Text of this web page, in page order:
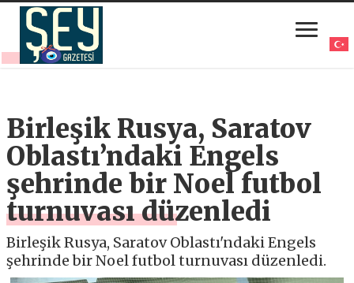
Birleşik Rusya, Saratov
Oblastı’ndaki Engels
şehrinde bir Noel futbol
turnuvası düzenledi
Birleşik Rusya, Saratov Oblastı'ndaki Engels
şehrinde bir Noel futbol turnuvası düzenledi.